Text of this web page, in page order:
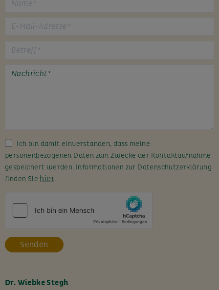
e
d
i
e
e
l
e
Ich bin damit einverstanden, dass meine
personenbezogenen Daten zum Zwecke der Kontaktaufnahme
gespeichert werden. Informationen zur Datenschutzerklärung
finden Sie hier.
Dr. Wiebke Stegh